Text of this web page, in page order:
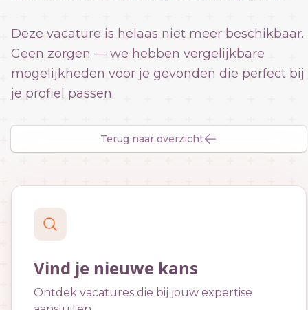
Deze vacature is helaas niet meer beschikbaar.
Geen zorgen — we hebben vergelijkbare
mogelijkheden voor je gevonden die perfect bij
je profiel passen.
Terug naar overzicht
Vind je nieuwe kans
Ontdek vacatures die bij jouw expertise